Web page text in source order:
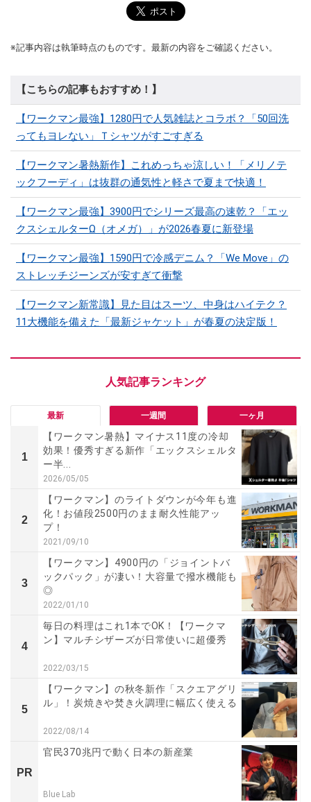
※記事内容は執筆時点のものです。最新の内容をご確認ください。
【こちらの記事もおすすめ！】
【ワークマン最強】1280円で人気雑誌とコラボ？「50回洗
ってもヨレない」Ｔシャツがすごすぎる
【ワークマン暑熱新作】これめっちゃ涼しい！「メリノテ
ックフーディ」は抜群の通気性と軽さで夏まで快適！
【ワークマン最強】3900円でシリーズ最高の速乾？「エッ
クスシェルターΩ（オメガ）」が2026春夏に新登場
【ワークマン最強】1590円で冷感デニム？「We Move」の
ストレッチジーンズが安すぎて衝撃
【ワークマン新常識】見た目はスーツ、中身はハイテク？
11大機能を備えた「最新ジャケット」が春夏の決定版！
最新 一週間 一ヶ月
1
【ワークマン暑熱】マイナス11度の冷却
効果！優秀すぎる新作「エックスシェルタ
ー半...
2026/05/05
2
【ワークマン】のライトダウンが今年も進
化！お値段2500円のまま耐久性能アッ
プ！
2021/09/10
3
【ワークマン】4900円の「ジョイントバ
ックパック」が凄い！大容量で撥水機能も
◎
2022/01/10
4
毎日の料理はこれ1本でOK！【ワークマ
ン】マルチシザーズが日常使いに超優秀
2022/03/15
5
【ワークマン】の秋冬新作「スクエアグリ
ル」！炭焼きや焚き火調理に幅広く使える
2022/08/14
PR
官民370兆円で動く日本の新産業
Blue Lab